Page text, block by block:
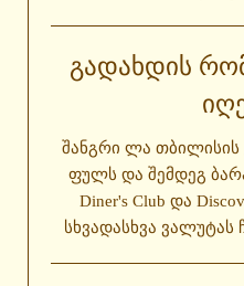
ᲒᲐᲓᲐᲮᲓᲘᲡ
შანგრი ლა თბილისის
ფულს და შემდეგ
Diner's Club და
სხვადასხვა ვალუტას